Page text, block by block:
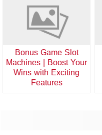
Bonus Game Slot
Machines | Boost Your
Wins with Exciting
Features